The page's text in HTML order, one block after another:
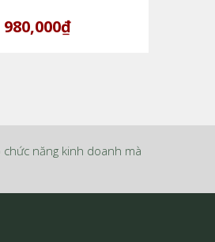
980,000₫
năng kinh doanh mà